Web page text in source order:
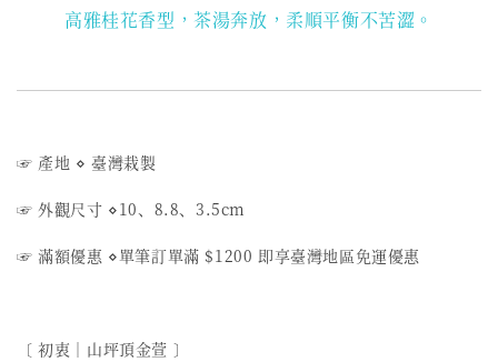
高雅桂花香型，茶湯奔放，柔順平衡不苦澀。
☞ 產地 ⋄ 臺灣栽製
☞ 外觀尺寸 ⋄10、8.8、3.5cm
☞ 滿額優惠 ⋄單筆訂單滿 $1200 即享臺灣地區免運優惠
〔 初衷︱山坪頂金萱 〕